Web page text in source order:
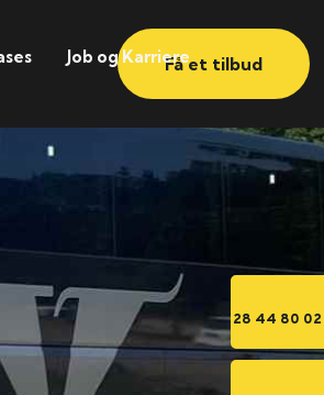
28 44 80 02
Job og KarriereFå et tilbud